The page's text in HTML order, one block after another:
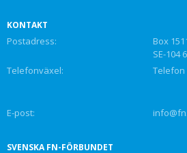
KONTAKT
Postadress:
Box
SE-104
Telefonväxel:
Telefon
E-post:
SVENSKA FN-FÖRBUNDET